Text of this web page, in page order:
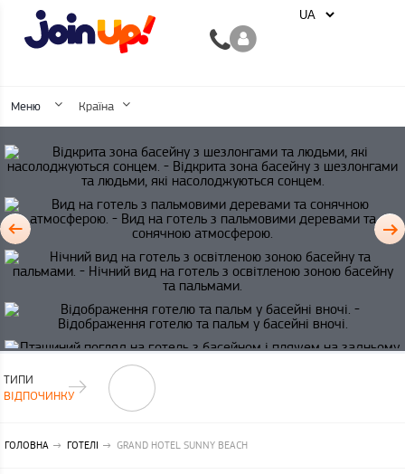
Меню Країна
ТИПИ
ВІДПОЧИНКУ
ГОЛОВНА ГОТЕЛІ GRAND HOTEL SUNNY BEACH